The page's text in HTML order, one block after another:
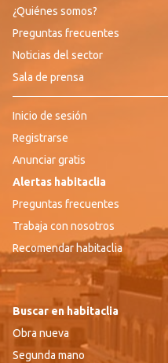
¿Quiénes somos?
Preguntas frecuentes
Noticias del sector
Sala de prensa
Inicio de sesión
Registrarse
Anunciar gratis
Alertas habitaclia
Preguntas frecuentes
Trabaja con nosotros
Recomendar habitaclia
Buscar en habitaclia
Obra nueva
Segunda mano